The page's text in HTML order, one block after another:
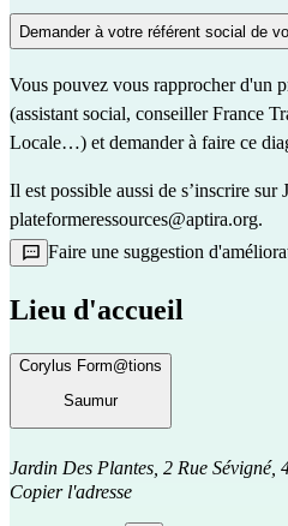
Demander à votre référent social de
Vous pouvez vous rapprocher d'un
(assistant social, conseiller France
Locale…) et demander à faire ce
Il est possible aussi de s’inscrire sur
plateformeressources@aptira.org.
Faire une suggestion
Lieu d'accueil
Corylus Form@tions
Saumur
Jardin Des Plantes, 2 Rue Sévigné,
Copier l'adresse